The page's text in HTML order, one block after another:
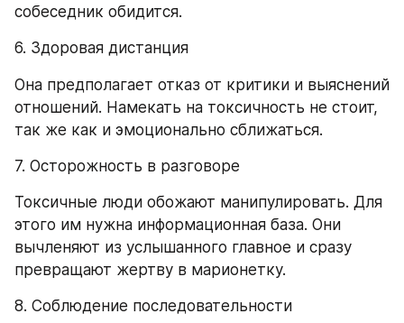
собеседник обидится.
6. Здоровая дистанция
Она предполагает отказ от критики и выяснений
отношений. Намекать на токсичность не стоит,
так же как и эмоционально сближаться.
7. Осторожность в разговоре
Токсичные люди обожают манипулировать. Для
этого им нужна информационная база. Они
вычленяют из услышанного главное и сразу
превращают жертву в марионетку.
8. Соблюдение последовательности